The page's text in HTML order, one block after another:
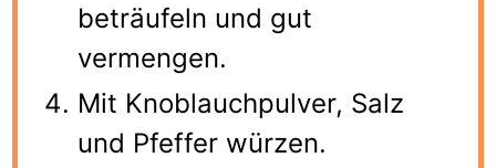
beträufeln und gut
vermengen.
Mit Knoblauchpulver, Salz
und Pfeffer würzen.